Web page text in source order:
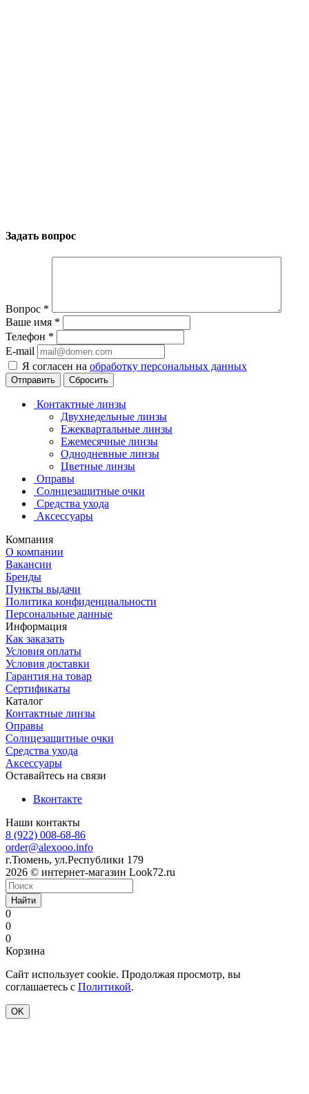
Задать вопрос
Вопрос *
Ваше имя *
Телефон *
E-mail
Я согласен на обработку персональных данных
Сбросить
Контактные линзы
Двухнедельные линзы
Ежеквартальные линзы
Ежемесячные линзы
Однодневные линзы
Цветные линзы
Оправы
Солнцезащитные очки
Средства ухода
Аксессуары
Компания
О компании
Вакансии
Бренды
Пункты выдачи
Политика конфиденциальности
Персональные данные
Информация
Как заказать
Условия оплаты
Условия доставки
Гарантия на товар
Сертификаты
Каталог
Контактные линзы
Оправы
Солнцезащитные очки
Средства ухода
Аксессуары
Оставайтесь на связи
Вконтакте
Наши контакты
8 (922) 008-68-86
order@alexooo.info
г.Тюмень, ул.Республики 179
2026 © интернет-магазин Look72.ru
Найти
0
0
0
Корзина
Сайт использует cookie. Продолжая просмотр, вы
соглашаетесь с Политикой.
OK